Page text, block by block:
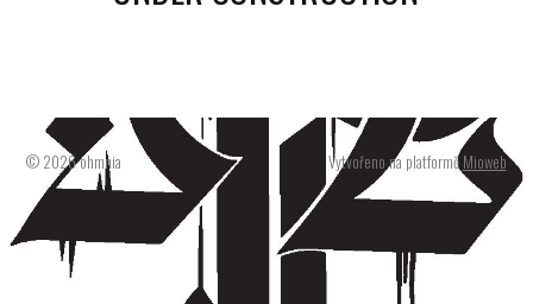
© 2026 ohmnia Vytvořeno na platformě Mioweb